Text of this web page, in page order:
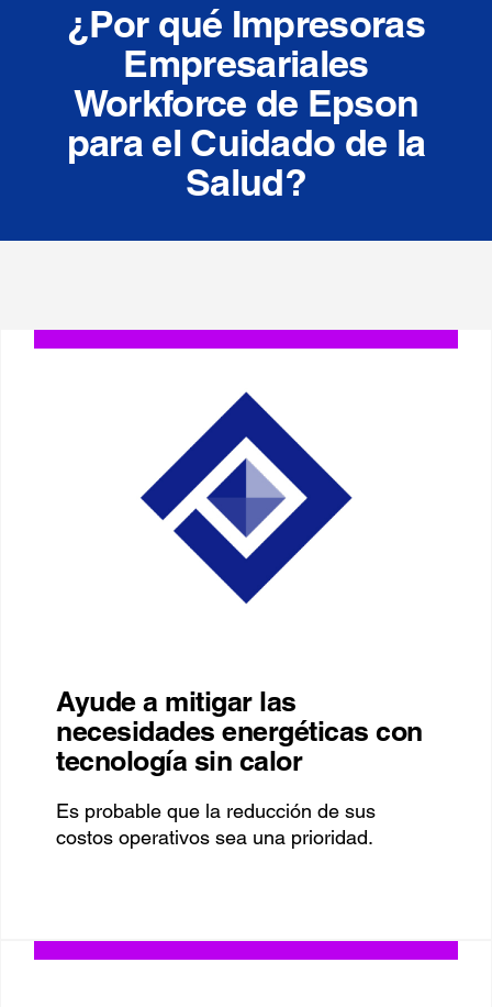
¿Por qué Impresoras
Empresariales
Workforce de Epson
para el Cuidado de la
Salud?
Ayude a mitigar las
necesidades energéticas con
tecnología sin calor
Es probable que la reducción de sus
costos operativos sea una prioridad.